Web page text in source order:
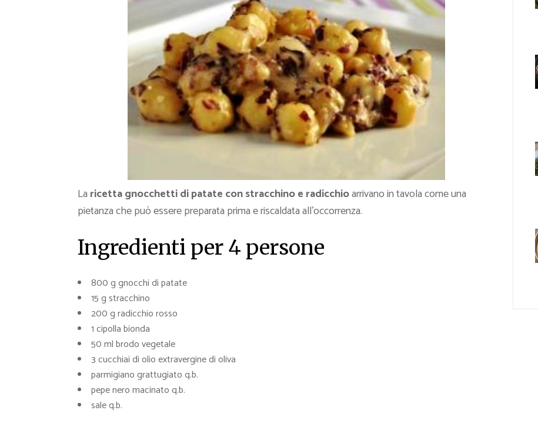
La ricettagnocchetti di patate con stracchino e radicchioarrivano in tavola come una
pietanza che può essere preparata prima e riscaldata all’occorrenza.
Ingredienti per 4 persone
800 g gnocchi di patate
15 g stracchino
200 g radicchio rosso
1 cipolla bionda
50 ml brodo vegetale
3 cucchiai di olio extravergine di oliva
parmigiano grattugiato q.b.
pepe nero macinato q.b.
sale q.b.